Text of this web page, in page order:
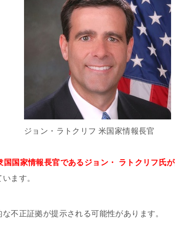
ジョン・ラトクリフ 米国家情報長官
国家情報長官であるジョン・ ラトクリフ氏
ます。
不正証拠が提示される可能性があります。